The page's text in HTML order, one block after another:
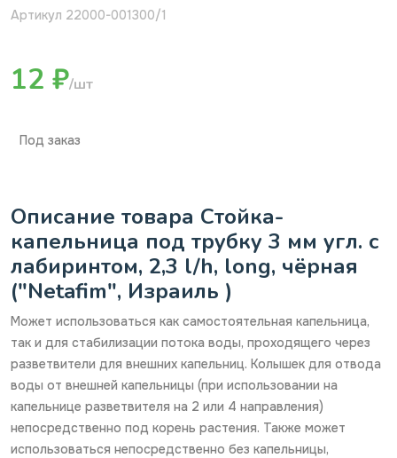
Артикул 22000-001300/1
12 ₽/шт
Под заказ
Описание товара Стойка-
капельница под трубку 3 мм угл. с
лабиринтом, 2,3 l/h, long, чёрная
("Netafim", Израиль )
Может использоваться как самостоятельная капельница,
так и для стабилизации потока воды, проходящего через
разветвители для внешних капельниц. Колышек для отвода
воды от внешней капельницы (при использовании на
капельнице разветвителя на 2 или 4 направления)
непосредственно под корень растения. Также может
использоваться непосредственно без капельницы,